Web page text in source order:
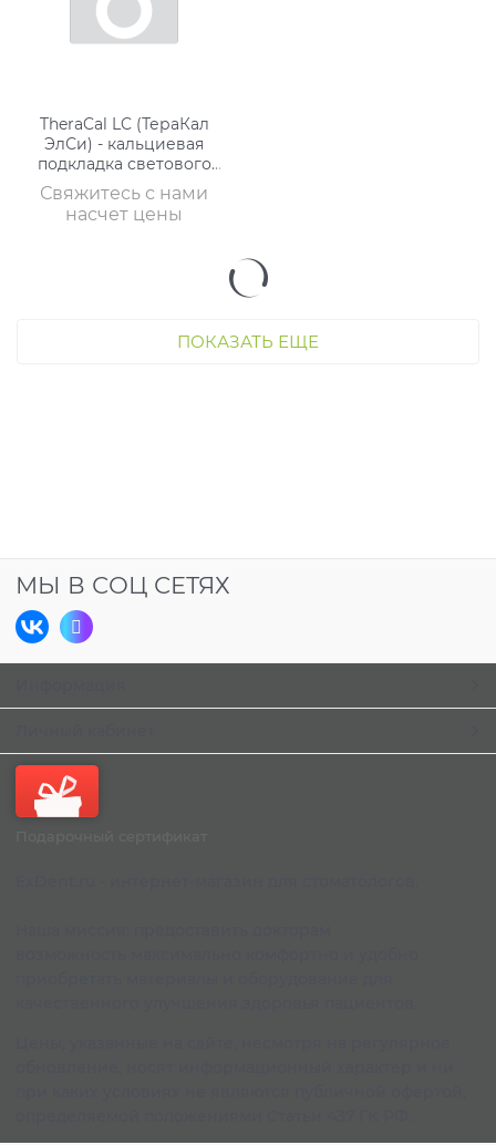
TheraCal LC (ТераКал
ЭлСи) - кальциевая
подкладка светового
отверждения (1 х 1 гр)
Свяжитесь с нами
насчет цены
ПОКАЗАТЬ ЕЩЕ
МЫ В СОЦ СЕТЯХ